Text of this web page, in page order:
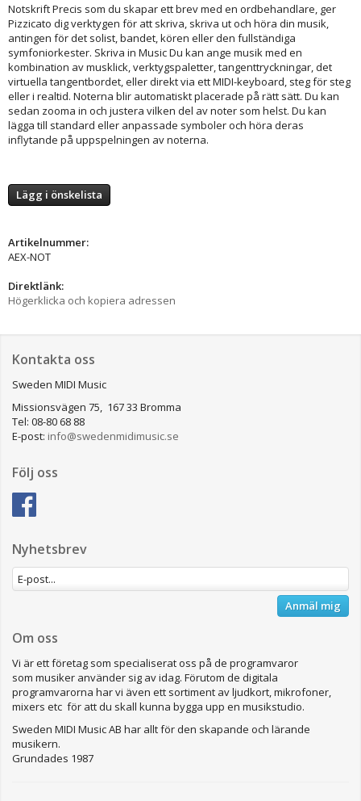
Notskrift Precis som du skapar ett brev med en ordbehandlare, ger
Pizzicato dig verktygen för att skriva, skriva ut och höra din musik,
antingen för det solist, bandet, kören eller den fullständiga
symfoniorkester. Skriva in Music Du kan ange musik med en
kombination av musklick, verktygspaletter, tangenttryckningar, det
virtuella tangentbordet, eller direkt via ett MIDI-keyboard, steg för steg
eller i realtid. Noterna blir automatiskt placerade på rätt sätt. Du kan
sedan zooma in och justera vilken del av noter som helst. Du kan
lägga till standard eller anpassade symboler och höra deras
inflytande på uppspelningen av noterna.
Lägg i önskelista
Artikelnummer:
AEX-NOT
Direktlänk:
Högerklicka och kopiera adressen
Kontakta oss
Sweden MIDI Music
Missionsvägen 75, 167 33 Bromma
Tel: 08-80 68 88
E-post: info@swedenmidimusic.se
Följ oss
Nyhetsbrev
Anmäl mig
Om oss
Vi är ett företag som specialiserat oss på de programvaror
som musiker använder sig av idag. Förutom de digitala
programvarorna har vi även ett sortiment av ljudkort, mikrofoner,
mixers etc för att du skall kunna bygga upp en musikstudio.
Sweden MIDI Music AB har allt för den skapande och lärande
musikern.
Grundades 1987